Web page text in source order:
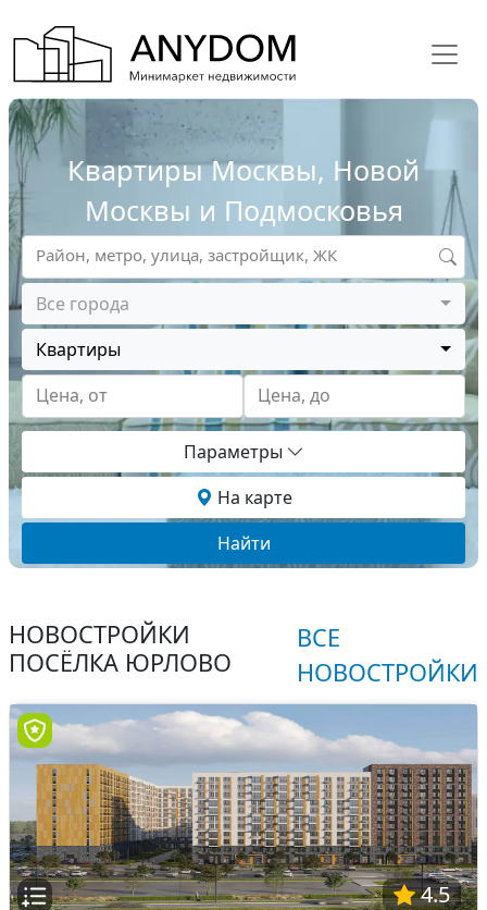
Квартиры Москвы, Новой
Москвы и Подмосковья
Все города
Квартиры
Цена, от
Цена, до
Район, метро, улица, застройщик, ЖК
Параметры
На карте
Найти
НОВОСТРОЙКИ
ПОСЁЛКА ЮРЛОВО
ВСЕ
НОВОСТРОЙКИ
4.5